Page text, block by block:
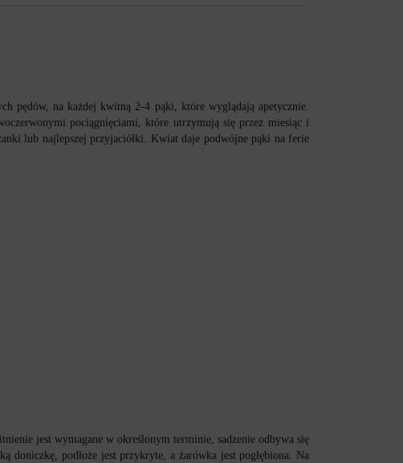
pędów, na każdej kwitną 2-4 pąki, które wyglądają apetycznie.
pociągnięciami, które utrzymują się przez miesiąc i
lub najlepszej przyjaciółki. Kwiat daje podwójne pąki na ferie
jest wymagane w określonym terminie, sadzenie odbywa się
podłoże jest przykryte, a żarówka jest pogłębiona. Na